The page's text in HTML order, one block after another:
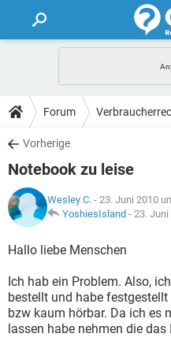
FORUM
TIPPS
Forum
Vorherige
Notebook zu leise
Wesley C. - 23. Juni 2010
YoshiesIsland - 23. Juni
Hallo liebe Menschen
Ich hab ein Problem. Also,
bestellt und habe
bzw kaum hörbar. Da ich es
lassen habe nehmen die